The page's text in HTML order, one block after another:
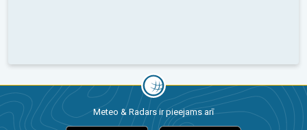
Meteo & Radars ir pieejams arī